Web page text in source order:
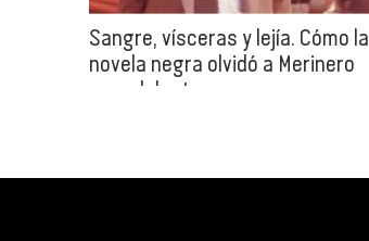
Sangre, vísceras y lejía. Cómo la
novela negra olvidó a Merinero
por adelantarse